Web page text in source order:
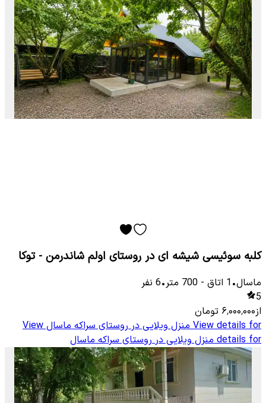
کلبه سوئیسی شیشه ای در روستای اولم شاندرمن - توکا
ماسال•
1 اتاق -
700 متر•
6 نفر
5
از۶٬۰۰۰٬۰۰۰ تومان
View details for منزل ویلایی در روستای سراکه ماسالView
details for منزل ویلایی در روستای سراکه ماسال